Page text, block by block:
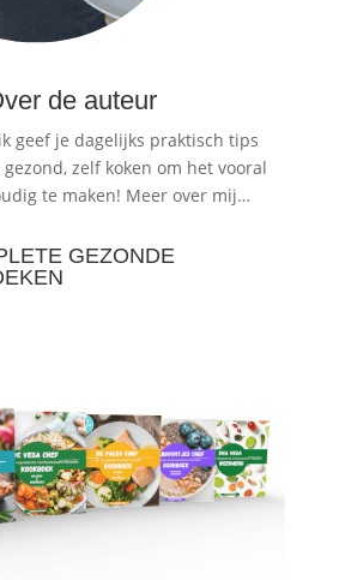
de auteur
geef je dagelijks praktisch tips
zelf koken om het vooral
te maken! Meer over mij…
GEZONDE